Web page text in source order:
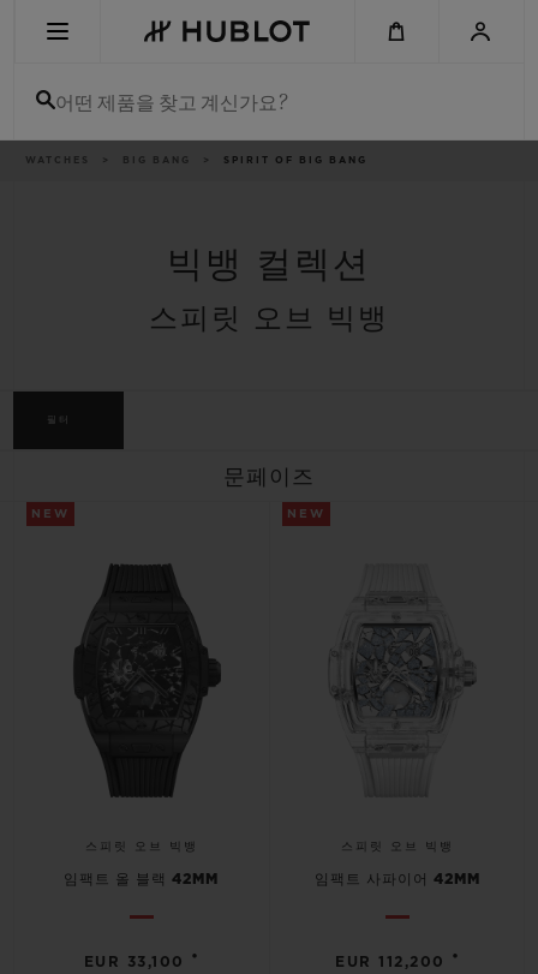
어떤 제품을 찾고 계신가요?
이
WATCHES BIG BANG SPIRIT OF BIG BANG
빅뱅 컬렉션
스피릿 오브 빅뱅
필터
문페이즈
NEW
스피릿 오브 빅뱅
임팩트 올 블랙 42MM
EUR 33,100 •
NEW
스피릿 오브 빅뱅
임팩트 사파이어 42MM
EUR 112,200 •
썸머 멀티 컬러 세라믹
익스클루시브 서비스
5+5 워런티
휴블로티스타 및 연장 보증